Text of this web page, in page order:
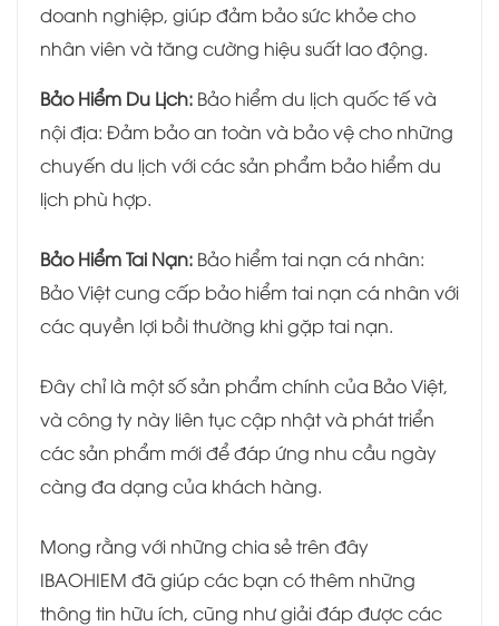
doanh nghiệp, giúp đảm bảo sức khỏe cho
nhân viên và tăng cường hiệu suất lao động.
Bảo Hiểm Du Lịch: Bảo hiểm du lịch quốc tế và
nội địa: Đảm bảo an toàn và bảo vệ cho những
chuyến du lịch với các sản phẩm bảo hiểm du
lịch phù hợp.
Bảo Hiểm Tai Nạn: Bảo hiểm tai nạn cá nhân:
Bảo Việt cung cấp bảo hiểm tai nạn cá nhân với
các quyền lợi bồi thường khi gặp tai nạn.
Đây chỉ là một số sản phẩm chính của Bảo Việt,
và công ty này liên tục cập nhật và phát triển
các sản phẩm mới để đáp ứng nhu cầu ngày
càng đa dạng của khách hàng.
Mong rằng với những chia sẻ trên đây
IBAOHIEM đã giúp các bạn có thêm những
thông tin hữu ích, cũng như giải đáp được các